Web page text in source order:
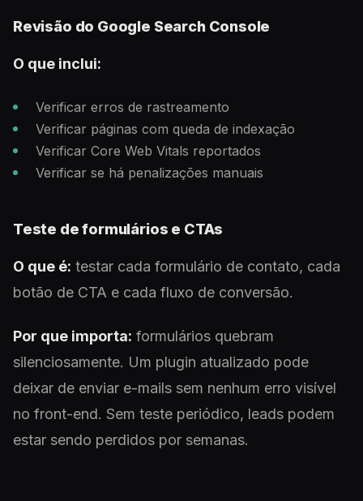
Revisão do Google Search Console
O que inclui:
Verificar erros de rastreamento
Verificar páginas com queda de indexação
Verificar Core Web Vitals reportados
Verificar se há penalizações manuais
Teste de formulários e CTAs
O que é: testar cada formulário de contato, cada
botão de CTA e cada fluxo de conversão.
Por que importa: formulários quebram
silenciosamente. Um plugin atualizado pode
deixar de enviar e-mails sem nenhum erro visível
no front-end. Sem teste periódico, leads podem
estar sendo perdidos por semanas.